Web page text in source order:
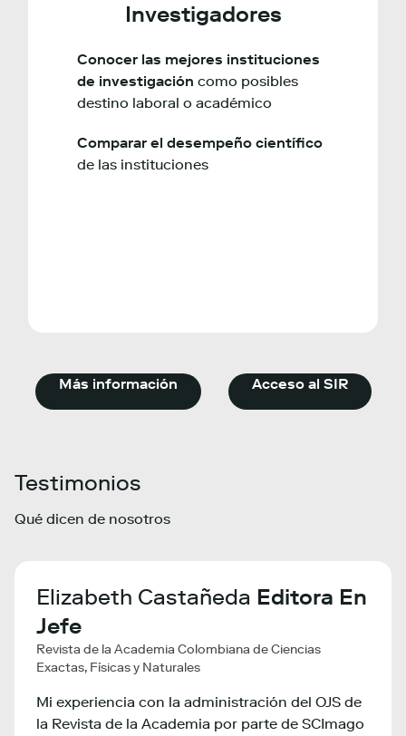
Investigadores
Conocer las mejores instituciones
de investigación como posibles
destino laboral o académico
Comparar el desempeño científico
de las instituciones
Más información Acceso al SIR
Testimonios
Qué dicen de nosotros
Elizabeth Castañeda Editora En
Jefe
Revista de la Academia Colombiana de Ciencias
Exactas, Físicas y Naturales
Mi experiencia con la administración del OJS de
la Revista de la Academia por parte de SCImago